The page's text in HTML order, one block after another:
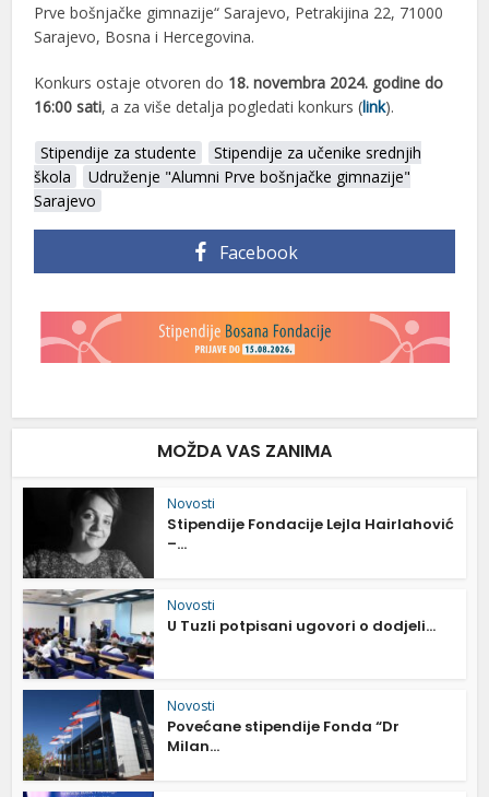
Prve bošnjačke gimnazije“ Sarajevo, Petrakijina 22, 71000
Sarajevo, Bosna i Hercegovina.
Konkurs ostaje otvoren do 18. novembra 2024. godine do
16:00 sati, a za više detalja pogledati konkurs (link).
Stipendije za studente
Stipendije za učenike srednjih
škola
Udruženje "Alumni Prve bošnjačke gimnazije"
Sarajevo
Facebook
MOŽDA VAS ZANIMA
Novosti
Stipendije Fondacije Lejla Hairlahović
–...
Novosti
U Tuzli potpisani ugovori o dodjeli...
Novosti
Povećane stipendije Fonda “Dr
Milan...